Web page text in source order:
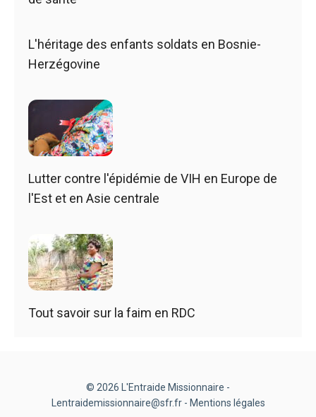
L'héritage des enfants soldats en Bosnie-
Herzégovine
Lutter contre l'épidémie de VIH en Europe de
l'Est et en Asie centrale
Tout savoir sur la faim en RDC
© 2026 L'Entraide Missionnaire -
Lentraidemissionnaire@sfr.fr - Mentions légales